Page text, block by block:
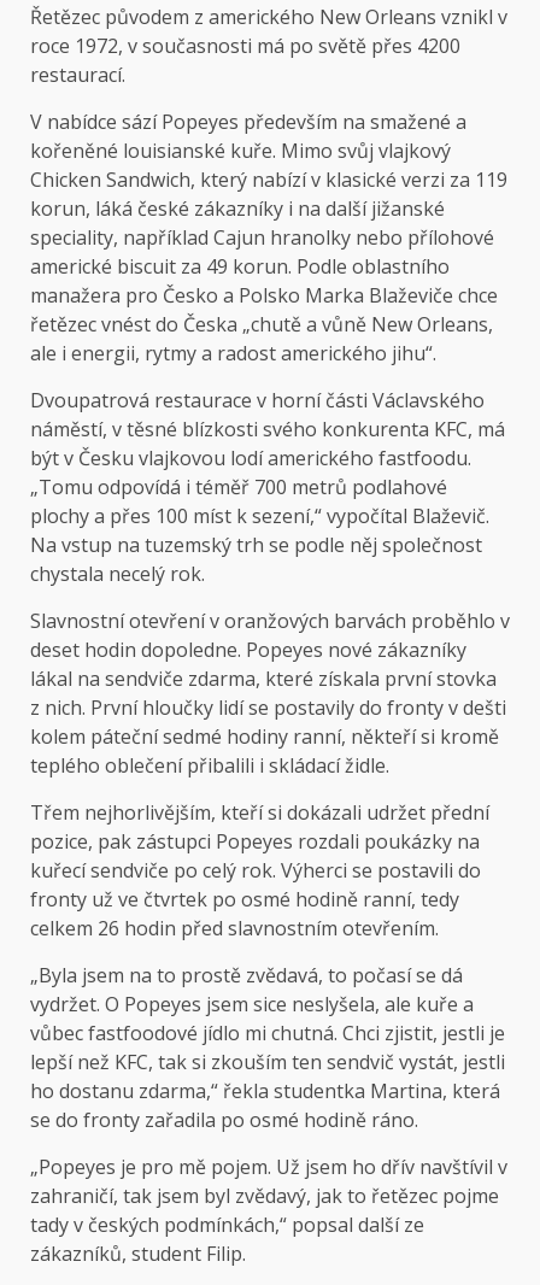
Řetězec původem z amerického New Orleans vznikl v
roce 1972, v současnosti má po světě přes 4200
restaurací.
V nabídce sází Popeyes především na smažené a
kořeněné louisianské kuře. Mimo svůj vlajkový
Chicken Sandwich, který nabízí v klasické verzi za 119
korun, láká české zákazníky i na další jižanské
speciality, například Cajun hranolky nebo přílohové
americké biscuit za 49 korun. Podle oblastního
manažera pro Česko a Polsko Marka Blaževiče chce
řetězec vnést do Česka „chutě a vůně New Orleans,
ale i energii, rytmy a radost amerického jihu“.
Dvoupatrová restaurace v horní části Václavského
náměstí, v těsné blízkosti svého konkurenta KFC, má
být v Česku vlajkovou lodí amerického fastfoodu.
„Tomu odpovídá i téměř 700 metrů podlahové
plochy a přes 100 míst k sezení,“ vypočítal Blaževič.
Na vstup na tuzemský trh se podle něj společnost
chystala necelý rok.
Slavnostní otevření v oranžových barvách proběhlo v
deset hodin dopoledne. Popeyes nové zákazníky
lákal na sendviče zdarma, které získala první stovka
z nich. První hloučky lidí se postavily do fronty v dešti
kolem páteční sedmé hodiny ranní, někteří si kromě
teplého oblečení přibalili i skládací židle.
Třem nejhorlivějším, kteří si dokázali udržet přední
pozice, pak zástupci Popeyes rozdali poukázky na
kuřecí sendviče po celý rok. Výherci se postavili do
fronty už ve čtvrtek po osmé hodině ranní, tedy
celkem 26 hodin před slavnostním otevřením.
„Byla jsem na to prostě zvědavá, to počasí se dá
vydržet. O Popeyes jsem sice neslyšela, ale kuře a
vůbec fastfoodové jídlo mi chutná. Chci zjistit, jestli je
lepší než KFC, tak si zkouším ten sendvič vystát, jestli
ho dostanu zdarma,“ řekla studentka Martina, která
se do fronty zařadila po osmé hodině ráno.
„Popeyes je pro mě pojem. Už jsem ho dřív navštívil v
zahraničí, tak jsem byl zvědavý, jak to řetězec pojme
tady v českých podmínkách,“ popsal další ze
zákazníků, student Filip.